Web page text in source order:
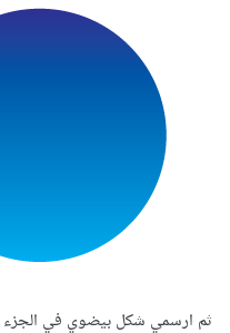
ثم ارسمي شكل بيضوي في الجزء